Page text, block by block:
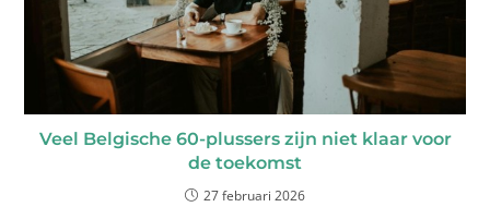
Veel Belgische 60-plussers zijn niet klaar voor
de toekomst
27 februari 2026